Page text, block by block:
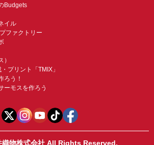
Budgets
イル
ファクトリー
プリント「TMIX」
ろう！
ーモスを作ろう
織物株式会社 All Rights Reserved.